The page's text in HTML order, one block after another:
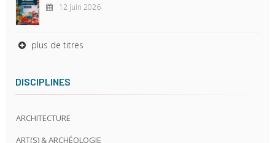
12 juin 2026
plus de titres
DISCIPLINES
ARCHITECTURE
ART(S) & ARCHÉOLOGIE